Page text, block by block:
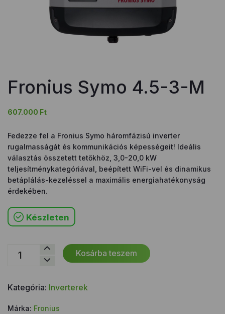
Fronius Symo 4.5-3-M
607.000 Ft
Fedezze fel a Fronius Symo háromfázisú inverter
rugalmasságát és kommunikációs képességeit! Ideális
választás összetett tetőkhöz, 3,0-20,0 kW
teljesítménykategóriával, beépített WiFi-vel és dinamikus
betáplálás-kezeléssel a maximális energiahatékonyság
érdekében.
Készleten
Fronius
Symo
3-
mennyiség
Kosárba teszem
Kategória: Inverterek
Márka: Fronius